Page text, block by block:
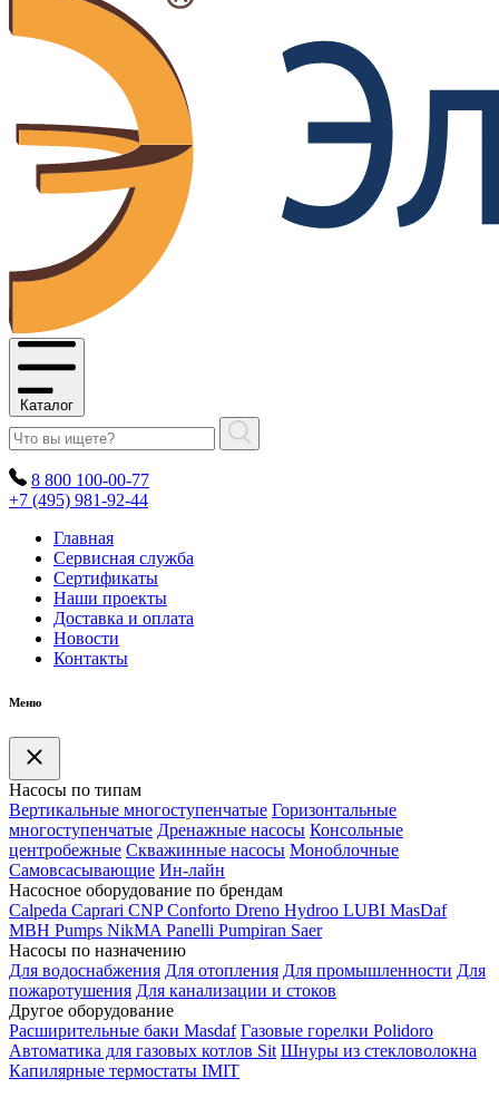
Каталог
8 800 100-00-77
+7 (495) 981-92-44
Главная
Сервисная служба
Сертификаты
Наши проекты
Доставка и оплата
Новости
Контакты
Меню
Насосы по типам
Вертикальные многоступенчатые Горизонтальные
многоступенчатые Дренажные насосы Консольные
центробежные Скважинные насосы Моноблочные
Самовсасывающие Ин-лайн
Насосное оборудование по брендам
Calpeda Caprari CNP Conforto Dreno Hydroo LUBI MasDaf
MBH Pumps NikMA Panelli Pumpiran Saer
Насосы по назначению
Для водоснабжения Для отопления Для промышленности Для
пожаротушения Для канализации и стоков
Другое оборудование
Расширительные баки Masdaf Газовые горелки Polidoro
Автоматика для газовых котлов Sit Шнуры из стекловолокна
Капилярные термостаты IMIT